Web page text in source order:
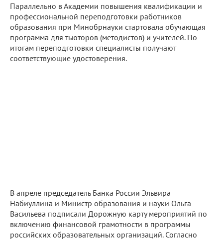
Параллельно в Академии повышения квалификации и
профессиональной переподготовки работников
образования при Минобрнауки стартовала обучающая
программа для тьюторов (методистов) и учителей. По
итогам переподготовки специалисты получают
соответствующие удостоверения.
В апреле председатель Банка России Эльвира
Набиуллина и Министр образования и науки Ольга
Васильева подписали Дорожную карту мероприятий по
включению финансовой грамотности в программы
российских образовательных организаций. Согласно